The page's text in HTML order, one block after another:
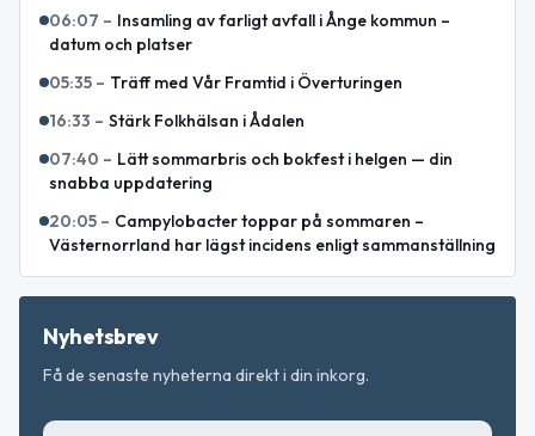
06:07 – Insamling av farligt avfall i Ånge kommun –
datum och platser
05:35 – Träff med Vår Framtid i Överturingen
16:33 – Stärk Folkhälsan i Ådalen
07:40 – Lätt sommarbris och bokfest i helgen — din
snabba uppdatering
20:05 – Campylobacter toppar på sommaren –
Västernorrland har lägst incidens enligt sammanställning
Nyhetsbrev
Få de senaste nyheterna direkt i din inkorg.